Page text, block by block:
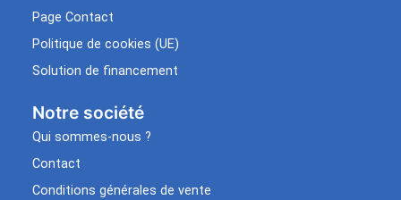
Page Contact
Politique de cookies (UE)
Solution de financement
Notre société
Qui sommes-nous ?
Contact
Conditions générales de vente